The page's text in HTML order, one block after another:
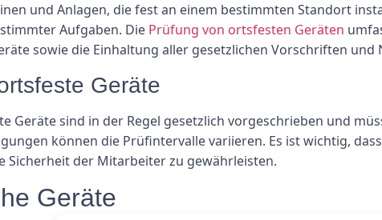
und Anlagen, die fest an einem bestimmten Standort
Aufgaben. Die Prüfung von ortsfesten Geräten
sowie die Einhaltung aller gesetzlichen Vorschriften und
Geräte
Geräte sind in der Regel gesetzlich vorgeschrieben und
können die Prüfintervalle variieren. Es ist wichtig,
Sicherheit der Mitarbeiter zu gewährleisten.
Geräte